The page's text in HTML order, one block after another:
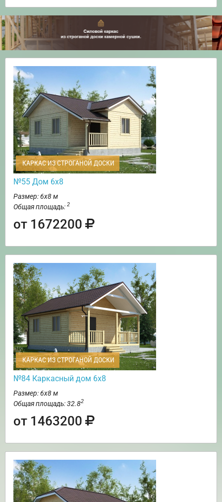
КАРКАС ИЗ СТРОГАНОЙ ДОСКИ
№55 Дом 6х8
Размер: 6х8 м
Общая площадь: 2
от 1672200
КАРКАС ИЗ СТРОГАНОЙ ДОСКИ
№84 Каркасный дом 6х8
Размер: 6х8 м
Общая площадь: 32.82
от 1463200